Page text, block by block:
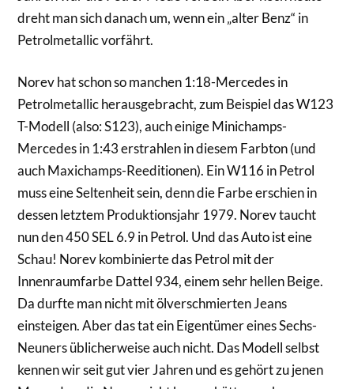
dreht man sich danach um, wenn ein „alter Benz“ in
Petrolmetallic vorfährt.
Norev hat schon so manchen 1:18-Mercedes in
Petrolmetallic herausgebracht, zum Beispiel das W123
T-Modell (also: S123), auch einige Minichamps-
Mercedes in 1:43 erstrahlen in diesem Farbton (und
auch Maxichamps-Reeditionen). Ein W116 in Petrol
muss eine Seltenheit sein, denn die Farbe erschien in
dessen letztem Produktionsjahr 1979. Norev taucht
nun den 450 SEL 6.9 in Petrol. Und das Auto ist eine
Schau! Norev kombinierte das Petrol mit der
Innenraumfarbe Dattel 934, einem sehr hellen Beige.
Da durfte man nicht mit ölverschmierten Jeans
einsteigen. Aber das tat ein Eigentümer eines Sechs-
Neuners üblicherweise auch nicht. Das Modell selbst
kennen wir seit gut vier Jahren und es gehört zu jenen